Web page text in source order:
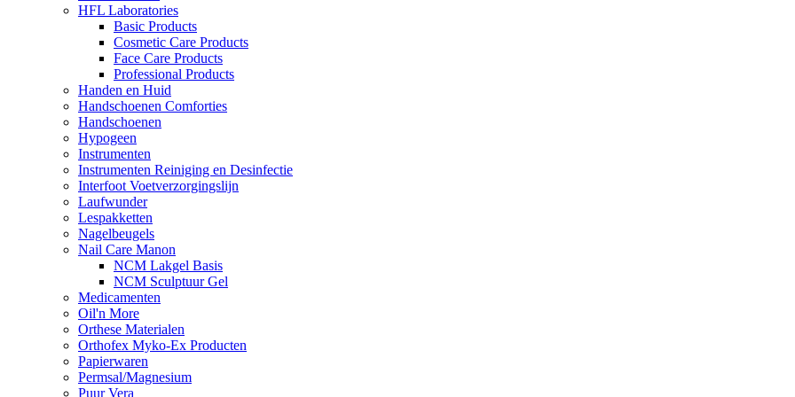
HFL Laboratories
Basic Products
Cosmetic Care Products
Face Care Products
Professional Products
Handen en Huid
Handschoenen Comforties
Handschoenen
Hypogeen
Instrumenten
Instrumenten Reiniging en Desinfectie
Interfoot Voetverzorgingslijn
Laufwunder
Lespakketten
Nagelbeugels
Nail Care Manon
NCM Lakgel Basis
NCM Sculptuur Gel
Medicamenten
Oil'n More
Orthese Materialen
Orthofex Myko-Ex Producten
Papierwaren
Permsal/Magnesium
Puur Vera